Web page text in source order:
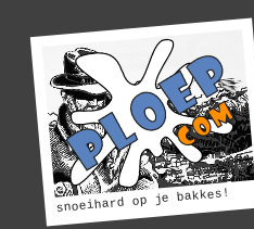
snoeihard op je bakkes!